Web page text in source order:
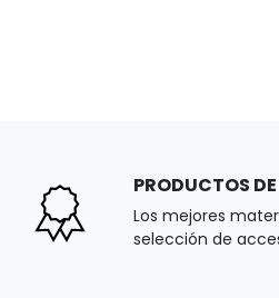
PRODUCTOS
Los mejores
selección de